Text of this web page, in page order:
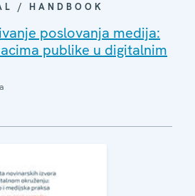
/ HANDBOOK
poslovanja medija:
publike u digitalnim